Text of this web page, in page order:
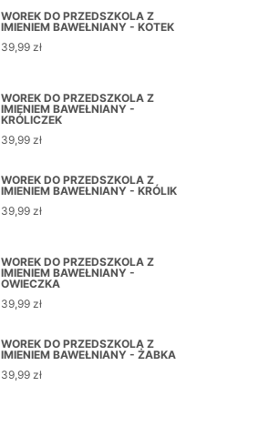
WOREK DO PRZEDSZKOLA Z
IMIENIEM BAWEŁNIANY - KOTEK
39,99 zł
WOREK DO PRZEDSZKOLA Z
IMIENIEM BAWEŁNIANY -
KRÓLICZEK
39,99 zł
WOREK DO PRZEDSZKOLA Z
IMIENIEM BAWEŁNIANY - KRÓLIK
39,99 zł
WOREK DO PRZEDSZKOLA Z
IMIENIEM BAWEŁNIANY -
OWIECZKA
39,99 zł
WOREK DO PRZEDSZKOLA Z
IMIENIEM BAWEŁNIANY - ŻABKA
39,99 zł